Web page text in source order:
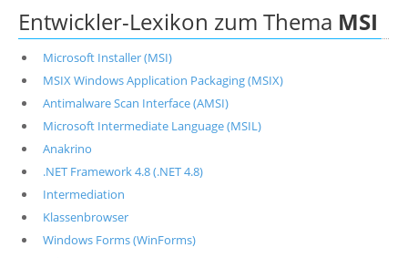
Entwickler-Lexikon zum Thema MSI
Microsoft Installer (MSI)
MSIX Windows Application Packaging (MSIX)
Antimalware Scan Interface (AMSI)
Microsoft Intermediate Language (MSIL)
Anakrino
.NET Framework 4.8 (.NET 4.8)
Intermediation
Klassenbrowser
Windows Forms (WinForms)